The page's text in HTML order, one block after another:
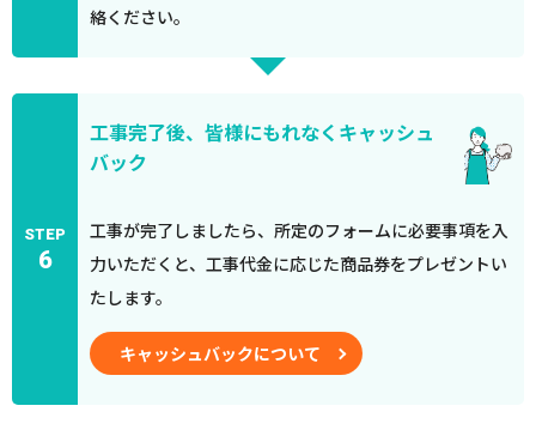
絡ください。
STEP
6
工事完了後、皆様にもれなくキャッシュ
バック
工事が完了しましたら、所定のフォームに必要事項を入
力いただくと、工事代金に応じた商品券をプレゼントい
たします。
キャッシュバックについて